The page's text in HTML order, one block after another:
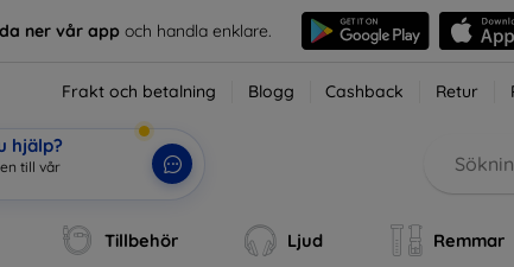
ner vår app och handla enklare.
Frakt och betalning Blogg Cashback Retur
hjälp?
till vår
Tillbehör Ljud Remmar